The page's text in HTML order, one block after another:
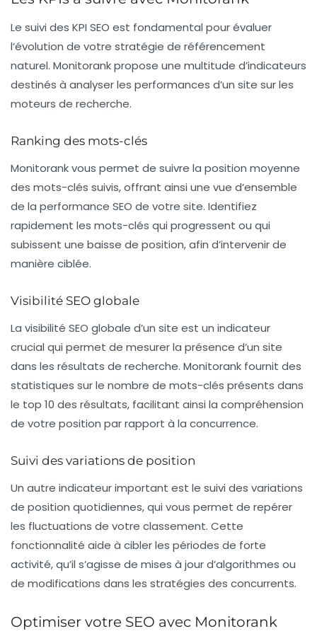
Le suivi des KPI SEO est fondamental pour évaluer
l’évolution de votre stratégie de référencement
naturel. Monitorank propose une multitude d’indicateurs
destinés à analyser les performances d’un site sur les
moteurs de recherche.
Ranking des mots-clés
Monitorank vous permet de suivre la position moyenne
des mots-clés suivis, offrant ainsi une vue d’ensemble
de la performance SEO de votre site. Identifiez
rapidement les mots-clés qui progressent ou qui
subissent une baisse de position, afin d’intervenir de
manière ciblée.
Visibilité SEO globale
La visibilité SEO globale d’un site est un indicateur
crucial qui permet de mesurer la présence d’un site
dans les résultats de recherche. Monitorank fournit des
statistiques sur le nombre de mots-clés présents dans
le top 10 des résultats, facilitant ainsi la compréhension
de votre position par rapport à la concurrence.
Suivi des variations de position
Un autre indicateur important est le suivi des variations
de position quotidiennes, qui vous permet de repérer
les fluctuations de votre classement. Cette
fonctionnalité aide à cibler les périodes de forte
activité, qu’il s’agisse de mises à jour d’algorithmes ou
de modifications dans les stratégies des concurrents.
Optimiser votre SEO avec Monitorank